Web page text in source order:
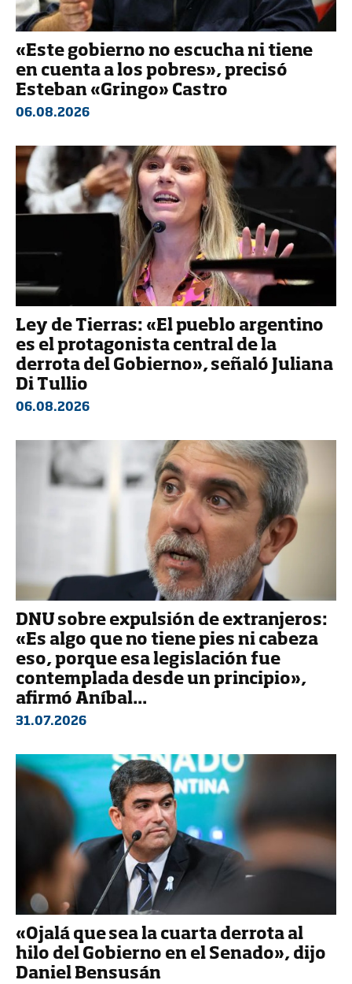
«Este gobierno no escucha ni tiene
en cuenta a los pobres», precisó
Esteban «Gringo» Castro
06.08.2026
Ley de Tierras: «El pueblo argentino
es el protagonista central de la
derrota del Gobierno», señaló Juliana
Di Tullio
06.08.2026
DNU sobre expulsión de extranjeros:
«Es algo que no tiene pies ni cabeza
eso, porque esa legislación fue
contemplada desde un principio»,
afirmó Aníbal...
31.07.2026
«Ojalá que sea la cuarta derrota al
hilo del Gobierno en el Senado», dijo
Daniel Bensusán